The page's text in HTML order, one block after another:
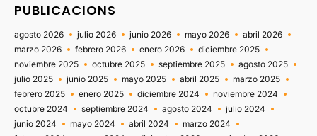
PUBLICACIONS
agosto 2026 julio 2026 junio 2026 mayo 2026
abril 2026
marzo 2026
febrero 2026 enero 2026
diciembre 2025
noviembre 2025
octubre 2025 septiembre 2025
agosto 2025
julio 2025
junio 2025 mayo 2025 abril 2025
marzo 2025
febrero 2025
enero 2025 diciembre 2024
noviembre 2024
octubre 2024
septiembre 2024 agosto 2024
julio 2024
junio 2024
mayo 2024 abril 2024
marzo 2024